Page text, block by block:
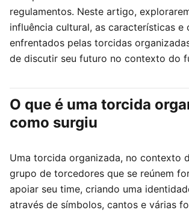
regulamentos. Neste artigo,
influência cultural, as características e
enfrentados pelas torcidas
de discutir seu futuro no contexto do
O que é uma torcida
como surgiu
Uma torcida organizada, no contexto
grupo de torcedores que se reúnem
apoiar seu time, criando uma
através de símbolos, cantos e várias